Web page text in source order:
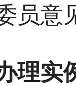
员意
理实